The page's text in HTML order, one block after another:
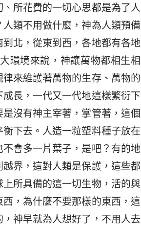
所花費的一切心思都是為了人
類不用做什麼，神為人類預備
北，從東到西，各地都有各地
環境來說，神讓萬物都相生相
來維護著萬物的生存、萬物的
長，一代又一代地這樣繁衍下
沒有神主宰著，掌管著，這個
下去。人造一粒塑料種子放在
會多一片葉子，是吧？有的地
界，這對人類是保護，這些都
所具備的這一切生物，活的與
，為什麼不要那樣的東西，這
神早就為人想好了，不用人去